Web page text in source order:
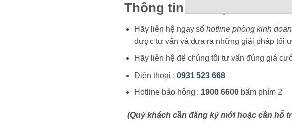
Thông tin liên hệ tư vấn
Hãy liên hệ ngay sốhotline phòng kinh
được tư vấn và đưa ra những giải pháp tối
Hãy liên hệ để chúng tôi tư vấn đúng giá
Điện thoại :0931 523 668
Hotline báo hỏng : 1900 6600 bấm phím 2
(Quý khách cần đăng ký mới hoặc cần hỗ